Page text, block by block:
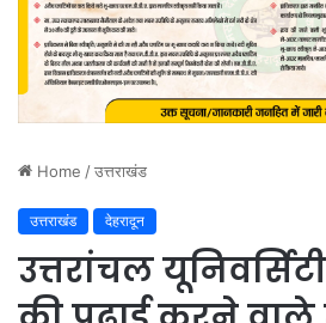
Home /उत्तराखंड
उत्तराखंड देहरादून
उत्तरांचल